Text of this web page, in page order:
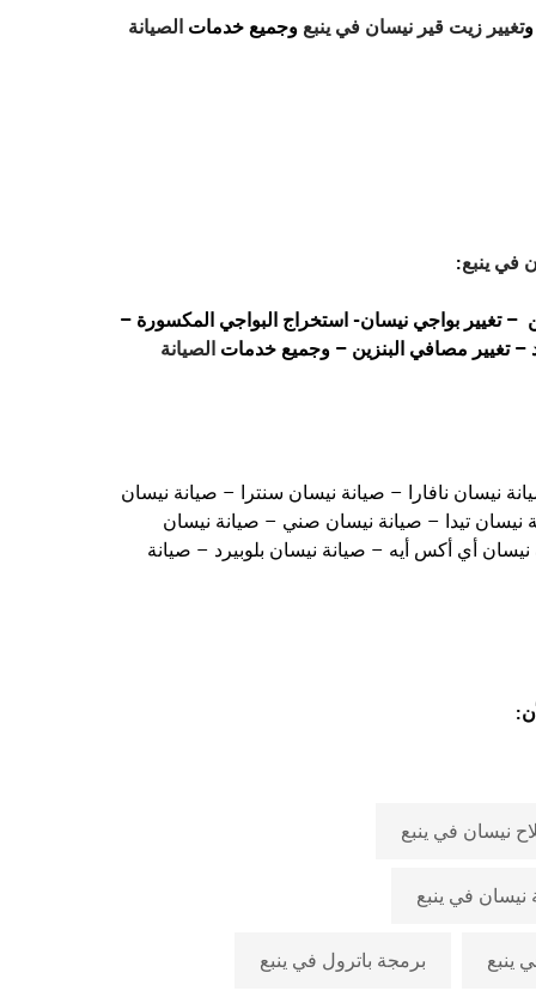
وتغيير زيت قير نيسان في ينبع وجميع خدمات الصيانة
في ينبع:
تغيير بواجي نيسان- استخراج البواجي المكسورة –
تغيير مصافي البنزين – وجميع خدمات الصيانة
نيسان نافارا – صيانة نيسان سنترا – صيانة نيسان
نيسان تيدا – صيانة نيسان صني – صيانة نيسان
أي أكس أيه – صيانة نيسان بلوبيرد – صيانة
نيسان في ينبع
في ينبع
ينبع برمجة باترول في ينبع